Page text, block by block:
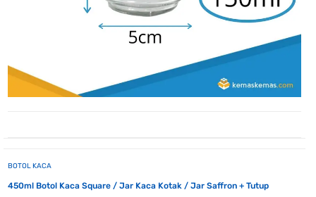
BOTOL KACA
450ml Botol Kaca Square / Jar Kaca Kotak / Jar Saffron + Tutup